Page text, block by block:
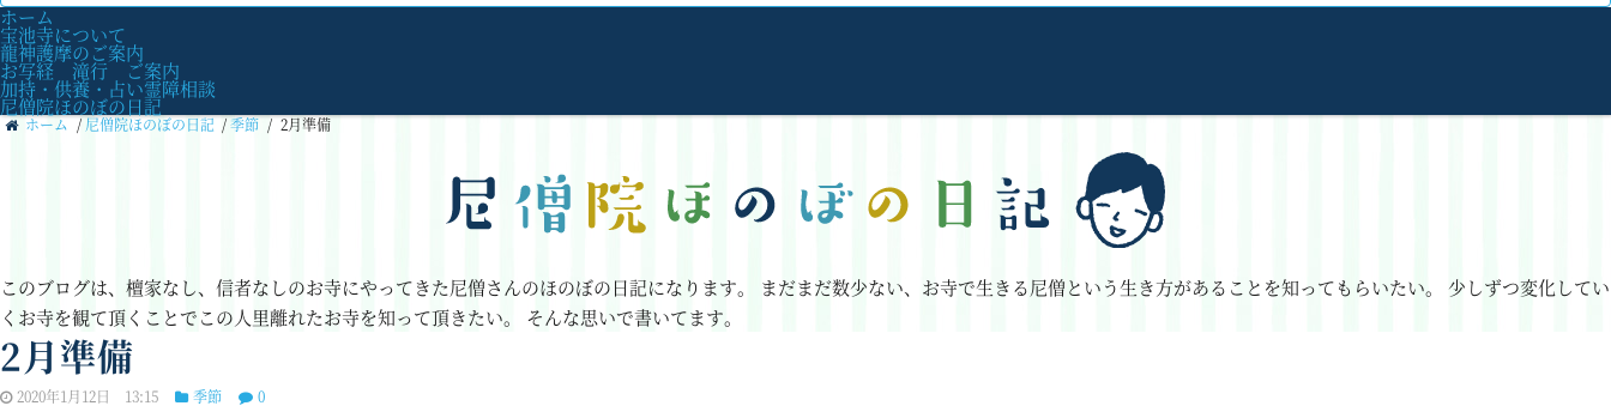
ホーム
宝池寺について
龍神護摩のご案内
お写経 滝行 ご案内
加持・供養・占い霊障相談
尼僧院ほのぼの日記
ホーム /尼僧院ほのぼの日記 /季節 / 2月準備
このブログは、檀家なし、信者なしのお寺にやってきた尼僧さんのほのぼの日記になります。 まだまだ数少ない、お寺で生きる尼僧という生き方があることを知ってもらいたい。
少しずつ変化してい
くお寺を観て頂くことでこの人里離れたお寺を知って頂きたい。 そんな思いで書いてます。
2月準備
2020年1月12日 13:15 季節 0